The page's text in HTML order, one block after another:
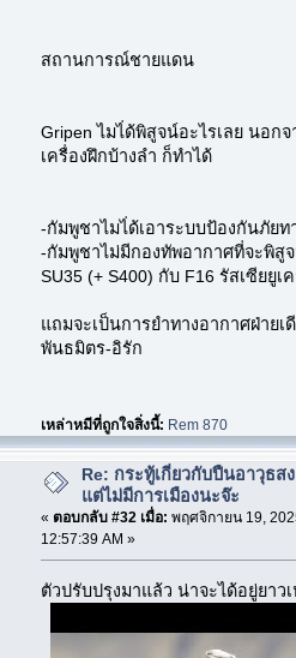
สถานการณ์ชายแดน
Gripen ไมไ่ด้พิสูจน์อะไรเลย นอ
เครื่องฝึกบ้างลำ ก็ทำได้
-กัมพูชาไมไ่ด้เอาระบบป้องกันภัย
-กัมพูชาไม่มีกองทัพอากาศที่จะพิสู
SU35 (+ S400) กับ F16 รัสเซียยู
แถมจะเป็นการยำทางอากาศฝ่าย
พันธมิตร-อิรัก
เหล่าหมีที่ถูกใจสิ่งนี้: Rem 870
Re: กระทู้เกี่ยวกับปืนอาวุธส
แต่ไม่มีการเมืองนะจ๊ะ
« ตอบกลับ #32 เมื่อ: พฤศจิกายน 19,
12:57:39 AM »
ตัวปรับปรุงมาแล้ว น่าจะได้อยู่ยาว